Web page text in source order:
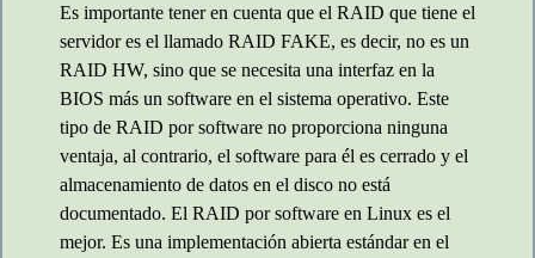
Es importante tener en cuenta que el RAID que tiene el
servidor es el llamado RAID FAKE, es decir, no es un
RAID HW, sino que se necesita una interfaz en la
BIOS más un software en el sistema operativo. Este
tipo de RAID por software no proporciona ninguna
ventaja, al contrario, el software para él es cerrado y el
almacenamiento de datos en el disco no está
documentado. El RAID por software en Linux es el
mejor. Es una implementación abierta estándar en el